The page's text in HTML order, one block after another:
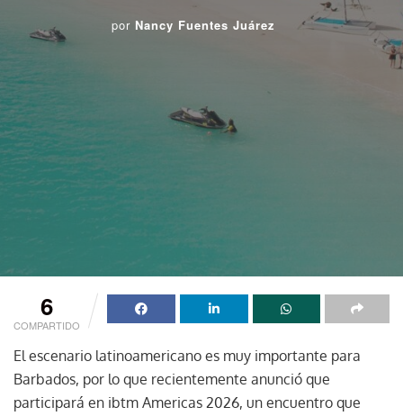
por Nancy Fuentes Juárez
6
COMPARTIDO
El escenario latinoamericano es muy importante para
Barbados, por lo que recientemente anunció que
participará en ibtm Americas 2026, un encuentro que